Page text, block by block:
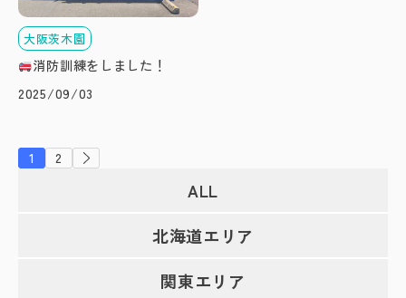
大阪茨木園
消防訓練をしました！
2025/09/03
1 2
ALL
北海道エリア
関東エリア